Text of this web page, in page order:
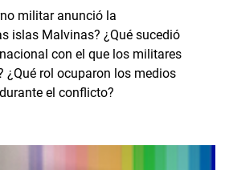
militar anunció la
islas Malvinas? ¿Qué sucedió
con el que los militares
¿Qué rol ocuparon los medios
el conflicto?